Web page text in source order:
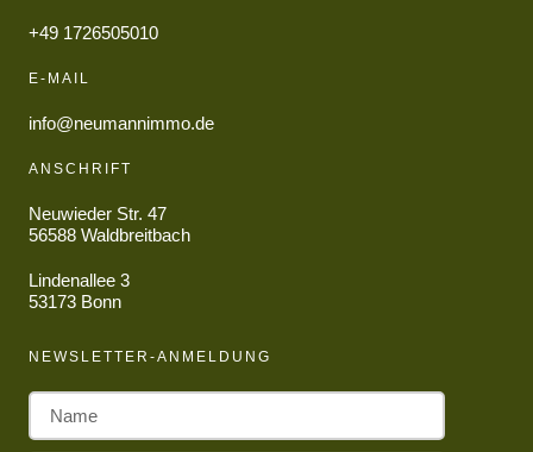
+49 1726505010
E-MAIL
info@neumannimmo.de
ANSCHRIFT
Neuwieder Str. 47
56588 Waldbreitbach
Lindenallee 3
53173 Bonn
NEWSLETTER-ANMELDUNG